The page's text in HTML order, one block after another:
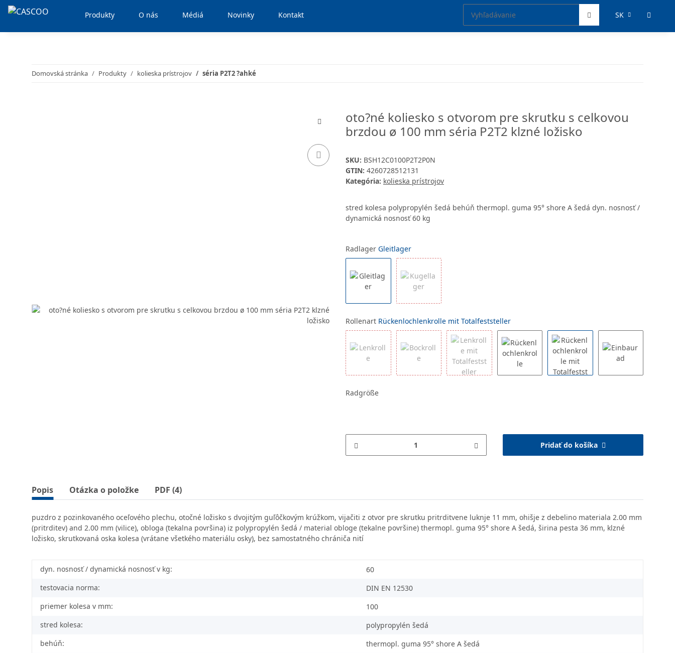
SK
Produkty O nás Médiá Novinky Kontakt
Domovská stránka Produkty kolieska prístrojov séria P2T2 ?ahké
oto?né koliesko s otvorom pre skrutku s celkovou
brzdou ø 100 mm séria P2T2 klzné ložisko
SKU: BSH12C0100P2T2P0N
GTIN: 4260728512131
Kategória: kolieska prístrojov
stred kolesa polypropylén šedá behúň thermopl. guma 95° shore A šedá dyn. nosnosť /
dynamická nosnosť 60 kg
Radlager Gleitlager
Rollenart Rückenlochlenkrolle mit Totalfeststeller
Radgröße
Pridať do košíka
Popis Otázka o položke PDF (4)
puzdro z pozinkovaného oceľového plechu, otočné ložisko s dvojitým guľôčkovým krúžkom, vijačiti z otvor pre skrutku pritrditvene luknje 11 mm, ohišje z debelino materiala 2.00 mm
(pritrditev) and 2.00 mm (vilice), obloga (tekalna površina) iz polypropylén šedá / material obloge (tekalne površine) thermopl. guma 95° shore A šedá, širina pesta 36 mm, klzné
ložisko, skrutkovaná oska kolesa (vrátane všetkého materiálu osky), bez samostatného chrániča nití
dyn. nosnosť / dynamická nosnosť v kg:
60
testovacia norma:
DIN EN 12530
priemer kolesa v mm:
100
stred kolesa:
polypropylén šedá
behúň:
thermopl. guma 95° shore A šedá